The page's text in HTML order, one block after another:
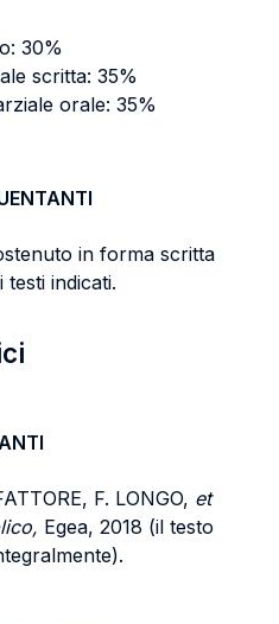
30%
scritta: 35%
orale: 35%
in forma scritta
testi indicati.
F. LONGO, et
Egea, 2018 (il testo